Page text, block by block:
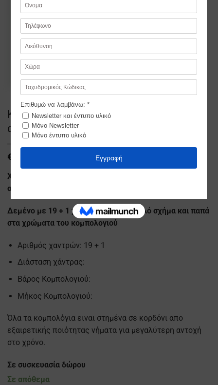
Κομπολόι Ρητίνης καφέ – με διάφορες
αποχρώσεις
€
Χειροποίητο κομπολόι ρητίνης σε καφέ-πολύχρωμο
σχέδιο
Δεμένο με 19 + 1 χάντρες σε στρογγυλό σχήμα και παπά
στα χρώματα του κομπολογιού
Αριθμός χαντρών: 19 + 1
Διάσταση χάντρας:
Βάρος Κομπολογιού:
Μήκος Κομπολογιού:
Όλα τα κομπολόγια ειναι στημένα σε κορδόνι απο
εξαιρετικής ποιότητας νήματα για μεγαλύτερη αντοχή
στο χρόνο.
Σε συσκευασία δώρου
Σε απόθεμα